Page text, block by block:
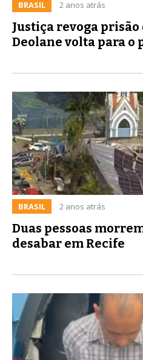
BRASIL 2 anos atrás
Justiça revoga
Deolane volta para o
BRASIL 2 anos atrás
Duas pessoas
desabar em Recife